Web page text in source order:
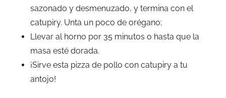
sazonado y desmenuzado, y termina con el
catupiry. Unta un poco de orégano;
Llevar al horno por 35 minutos o hasta que la
masa esté dorada.
¡Sirve esta pizza de pollo con catupiry a tu
antojo!